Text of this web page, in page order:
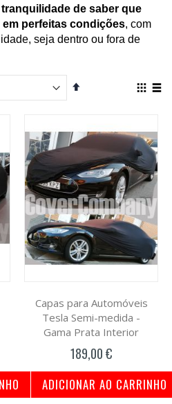
tranquilidade de saber que
em perfeitas condições, com
seja dentro ou fora de
Definir
Ver
Capas para Automóveis
Tesla Semi-medida -
Gama Prata Interior
189,00 €
ADICIONAR AO CARRINHO